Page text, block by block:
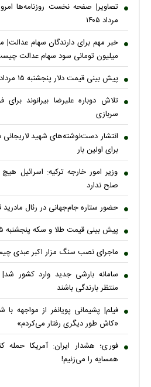
مرداد ۱۴۰۵
میلیون تومانی سود سهام عدالت
پیش ‌بینی قیمت دلار پنجشنبه ۱۵ مرداد ۱۴۰۵
تلاش دوباره علیرضا بیرانوند
سربازی
انتشار دست‌نوشته‌های شهید لاریجانی
برای اولین بار
وزیر امور خارجه ترکیه: اسرائیل هیچ
صلح ندارد
حضور ستاره جام‌جهانی در رئال
پیش بینی قیمت طلا و سکه پنجشنبه ۱۵ مرداد ۱۴۰۵
ماجرای نصب سنگ مزار اکبر عبدی
سامانه بارشی جدید وارد کشور
منتظر بارندگی باشند
فیلم| پشیمانی پویانفر از مواجهه با
«کاش طور دیگری رفتار می‌کردم»
فوری؛ هشدار ایران: آمریکا حمله
همسایه را می‌زنیم!